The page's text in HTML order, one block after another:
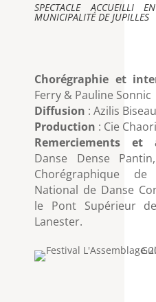
SPECTACLE ACCUEILLI
MUNICIPALITÉ DE JUPILLES
Chorégraphie et
Ferry & Pauline Sonnic
Diffusion : Azilis Biseau
Production : Cie Chaori
Remerciements et
Danse Dense
Chorégraphique
National de Danse
le Pont Supérieur
Lanester.